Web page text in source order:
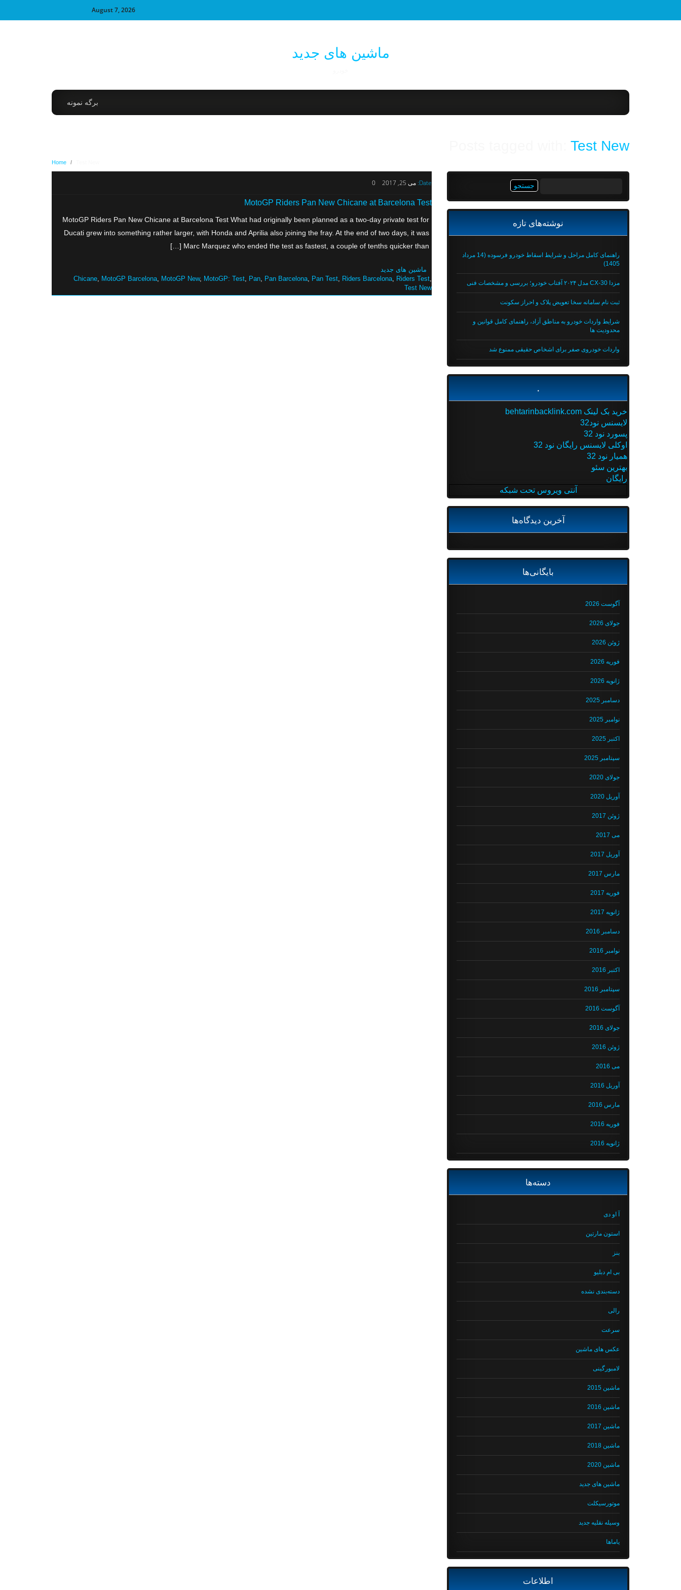
August 7, 2026
ماشین های جدید
برگه نمونه
Test New
Home /
Date: می 25, 2017 0
MotoGP Riders Pan New Chicane at Barcelona Test
MotoGP Riders Pan New Chicane at Barcelona Test What had originally been planned as a two-day private test for
Ducati grew into something rather larger, with Honda and Aprilia also joining the fray. At the end of two days, it was
Marc Marquez who ended the test as fastest, a couple of tenths quicker than […]
ماشین های جدید
Chicane
MotoGP Barcelona MotoGP New, MotoGP: Test Pan Pan Barcelona Pan Test Riders Barcelona Riders Test
Test New
نوشته‌های تازه
راهنمای کامل مراحل و شرایط اسقاط خودرو فرسوده (14 مرداد
1405)
مزدا CX-30 مدل ۲۰۲۴ آفتاب خودرو؛ بررسی و مشخصات فنی
ثبت نام سامانه سخا تعویض پلاک و احراز سکونت
شرایط واردات خودرو به مناطق آزاد، راهنمای کامل قوانین و
محدودیت ها
واردات خودروی صفر برای اشخاص حقیقی ممنوع شد
.
خرید بک لینک behtarinbacklink.com
لایسنس نود32
پسورد نود 32
اوکلی لایسنس رایگان نود 32
همیار نود 32
بهترین سئو
رایگان
آنتی ویروس تحت شبکه
آخرین دیدگاه‌ها
بایگانی‌ها
آگوست 2026
جولای 2026
ژوئن 2026
فوریه 2026
ژانویه 2026
دسامبر 2025
نوامبر 2025
اکتبر 2025
سپتامبر 2025
جولای 2020
آوریل 2020
ژوئن 2017
می 2017
آوریل 2017
مارس 2017
فوریه 2017
ژانویه 2017
دسامبر 2016
نوامبر 2016
اکتبر 2016
سپتامبر 2016
آگوست 2016
جولای 2016
ژوئن 2016
می 2016
آوریل 2016
مارس 2016
فوریه 2016
ژانویه 2016
دسته‌ها
آ او دی
استون مارتین
بنز
بی ام دبلیو
دسته‌بندی نشده
رالی
سرعت
عکس های ماشین
لامبورگینی
ماشین 2015
ماشین 2016
ماشین 2017
ماشین 2018
ماشین 2020
ماشین های جدید
موتورسیکلت
وسیله نقلیه جدید
یاماها
اطلاعات